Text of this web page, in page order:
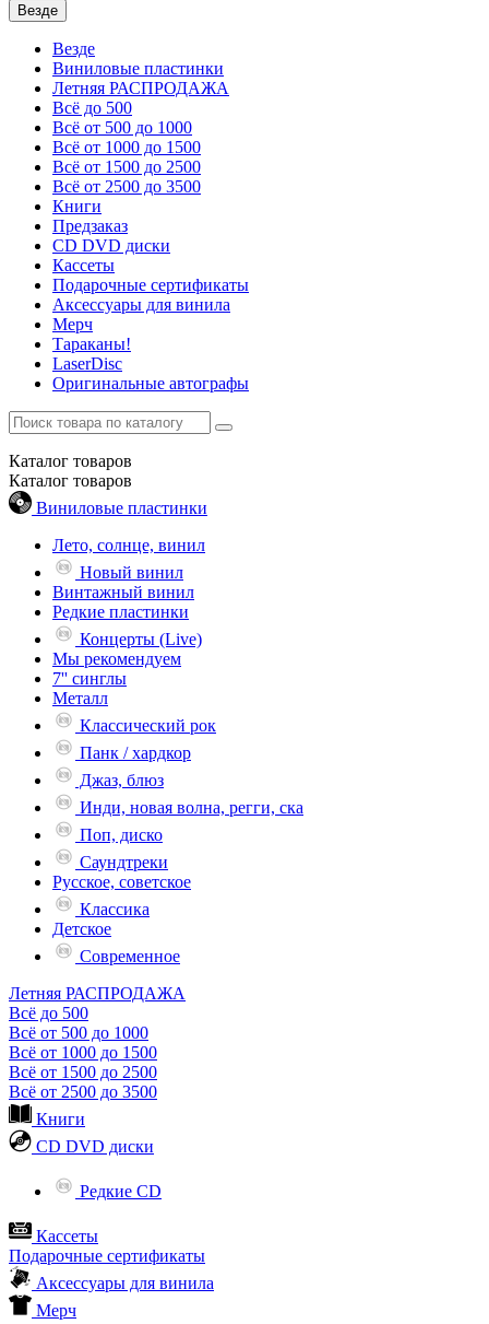
Везде
Везде
Виниловые пластинки
Летняя РАСПРОДАЖА
Всё до 500
Всё от 500 до 1000
Всё от 1000 до 1500
Всё от 1500 до 2500
Всё от 2500 до 3500
Книги
Предзаказ
CD DVD диски
Кассеты
Подарочные сертификаты
Аксессуары для винила
Мерч
Тараканы!
LaserDisc
Оригинальные автографы
Каталог товаров
Каталог товаров
Виниловые пластинки
Лето, солнце, винил
Новый винил
Винтажный винил
Редкие пластинки
Концерты (Live)
Мы рекомендуем
7'' синглы
Металл
Классический рок
Панк / хардкор
Джаз, блюз
Инди, новая волна, регги, ска
Поп, диско
Саундтреки
Русское, советское
Классика
Детское
Современное
Летняя РАСПРОДАЖА
Всё до 500
Всё от 500 до 1000
Всё от 1000 до 1500
Всё от 1500 до 2500
Всё от 2500 до 3500
Книги
CD DVD диски
Редкие CD
Кассеты
Подарочные сертификаты
Аксессуары для винила
Мерч